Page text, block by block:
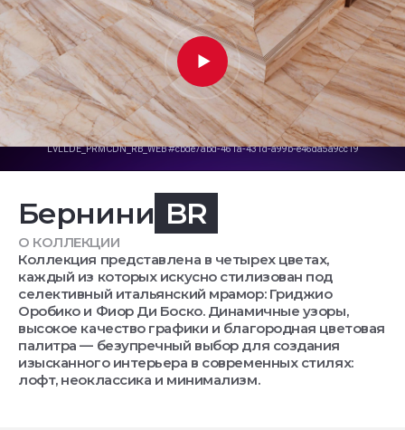
Бернини BR
О КОЛЛЕКЦИИ
Коллекция представлена в четырех цветах,
каждый из которых искусно стилизован под
селективный итальянский мрамор: Гриджио
Оробико и Фиор Ди Боско. Динамичные узоры,
высокое качество графики и благородная цветовая
палитра — безупречный выбор для создания
изысканного интерьера в современных стилях:
лофт, неоклассика и минимализм.